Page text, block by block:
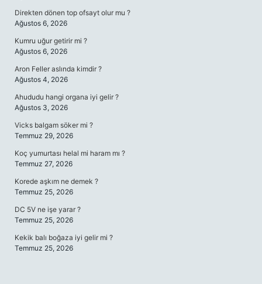
Direkten dönen top ofsayt olur mu ?
Ağustos 6, 2026
Kumru uğur getirir mi ?
Ağustos 6, 2026
Aron Feller aslında kimdir ?
Ağustos 4, 2026
Ahududu hangi organa iyi gelir ?
Ağustos 3, 2026
Vicks balgam söker mi ?
Temmuz 29, 2026
Koç yumurtası helal mi haram mı ?
Temmuz 27, 2026
Korede aşkım ne demek ?
Temmuz 25, 2026
DC 5V ne işe yarar ?
Temmuz 25, 2026
Kekik balı boğaza iyi gelir mi ?
Temmuz 25, 2026